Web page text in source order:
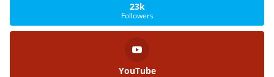
23k
Followers
YouTube